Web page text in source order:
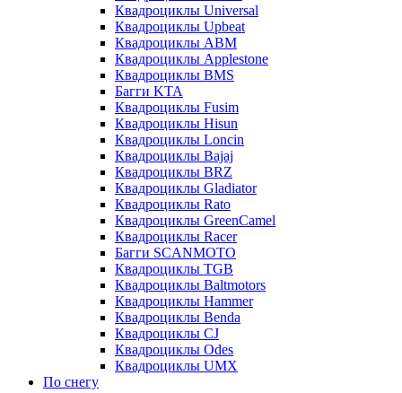
Квадроциклы Universal
Квадроциклы Upbeat
Квадроциклы ABM
Квадроциклы Applestone
Квадроциклы BMS
Багги KTA
Квадроциклы Fusim
Квадроциклы Hisun
Квадроциклы Loncin
Квадроциклы Bajaj
Квадроциклы BRZ
Квадроциклы Gladiator
Квадроциклы Rato
Квадроциклы GreenCamel
Квадроциклы Racer
Багги SCANMOTO
Квадроциклы TGB
Квадроциклы Baltmotors
Квадроциклы Hammer
Квадроциклы Benda
Квадроциклы CJ
Квадроциклы Odes
Квадроциклы UMX
По снегу